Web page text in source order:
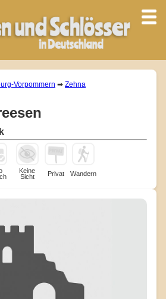
Vorpommern ➡ Zehna
Keine
Sicht
Privat Wandern